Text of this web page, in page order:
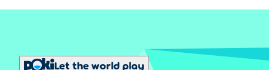
Let the world play